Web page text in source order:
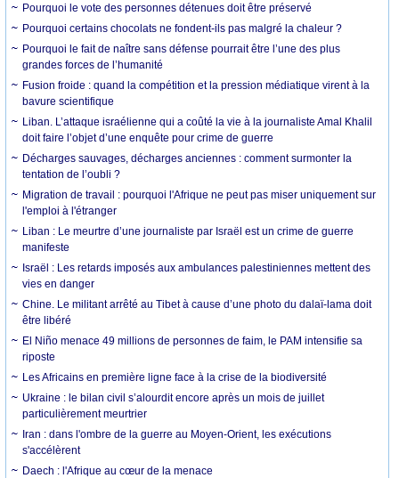
Pourquoi le vote des personnes détenues doit être préservé
Pourquoi certains chocolats ne fondent-ils pas malgré la chaleur ?
Pourquoi le fait de naître sans défense pourrait être l’une des plus
grandes forces de l’humanité
Fusion froide : quand la compétition et la pression médiatique virent à la
bavure scientifique
Liban. L’attaque israélienne qui a coûté la vie à la journaliste Amal Khalil
doit faire l’objet d’une enquête pour crime de guerre
Décharges sauvages, décharges anciennes : comment surmonter la
tentation de l’oubli ?
Migration de travail : pourquoi l'Afrique ne peut pas miser uniquement sur
l'emploi à l'étranger
Liban : Le meurtre d’une journaliste par Israël est un crime de guerre
manifeste
Israël : Les retards imposés aux ambulances palestiniennes mettent des
vies en danger
Chine. Le militant arrêté au Tibet à cause d’une photo du dalaï-lama doit
être libéré
El Niño menace 49 millions de personnes de faim, le PAM intensifie sa
riposte
Les Africains en première ligne face à la crise de la biodiversité
Ukraine : le bilan civil s’alourdit encore après un mois de juillet
particulièrement meurtrier
Iran : dans l'ombre de la guerre au Moyen-Orient, les exécutions
s'accélèrent
Daech : l'Afrique au cœur de la menace